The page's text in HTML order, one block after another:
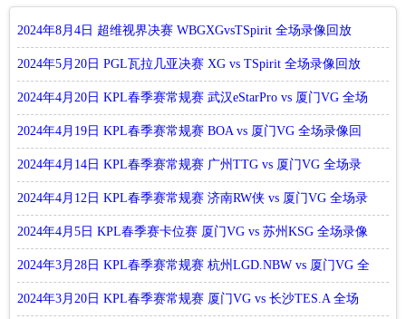
2024年8月4日 超维视界决赛 WBGXGvsTSpirit 全场录像回放
2024年5月20日 PGL瓦拉几亚决赛 XG vs TSpirit 全场录像回放
2024年4月20日 KPL春季赛常规赛 武汉eStarPro vs 厦门VG 全场
录
2024年4月19日 KPL春季赛常规赛 BOA vs 厦门VG 全场录像回
放
2024年4月14日 KPL春季赛常规赛 广州TTG vs 厦门VG 全场录
像回放
2024年4月12日 KPL春季赛常规赛 济南RW侠 vs 厦门VG 全场录
像回
2024年4月5日 KPL春季赛卡位赛 厦门VG vs 苏州KSG 全场录像
回放
2024年3月28日 KPL春季赛常规赛 杭州LGD.NBW vs 厦门VG 全
场录像
2024年3月20日 KPL春季赛常规赛 厦门VG vs 长沙TES.A 全场